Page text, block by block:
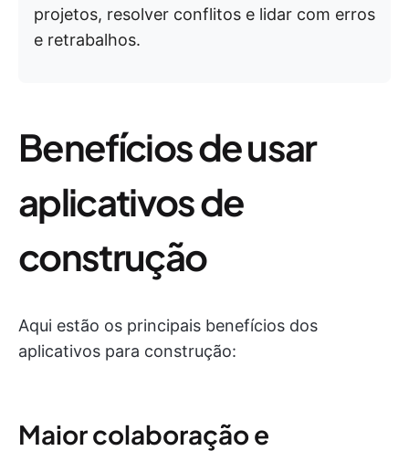
projetos, resolver conflitos e lidar com erros
e retrabalhos.
Benefícios de usar
aplicativos de
construção
Aqui estão os principais benefícios dos
aplicativos para construção:
Maior colaboração e